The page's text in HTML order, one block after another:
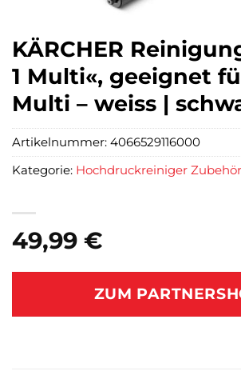
KÄRCHER
1 Multi«, geeignet
Multi – weiss |
49,99 €
ZUM
Artikelnummer: 4066529116000
Kategorie: Hochdruckreiniger Zubehör